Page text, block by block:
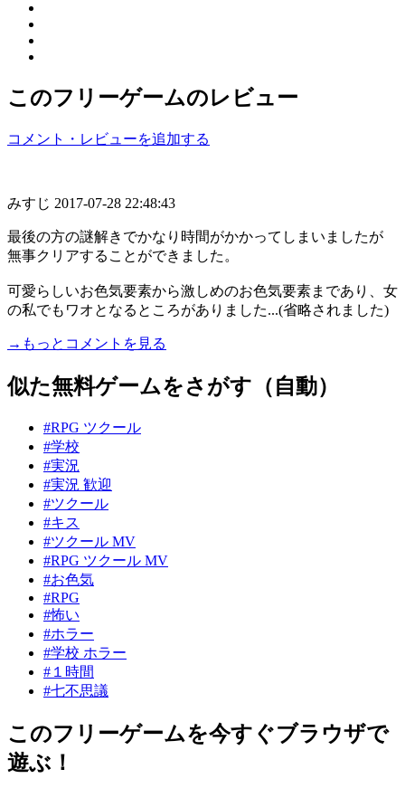
このフリーゲームのレビュー
コメント・レビューを追加する
みすじ 2017-07-28 22:48:43
最後の方の謎解きでかなり時間がかかってしまいましたが
無事クリアすることができました。
可愛らしいお色気要素から激しめのお色気要素まであり、女
の私でもワオとなるところがありました...(省略されました)
→もっとコメントを見る
似た無料ゲームをさがす（自動）
#RPG ツクール
#学校
#実況
#実況 歓迎
#ツクール
#キス
#ツクール MV
#RPG ツクール MV
#お色気
#RPG
#怖い
#ホラー
#学校 ホラー
#１時間
#七不思議
このフリーゲームを今すぐブラウザで
遊ぶ！